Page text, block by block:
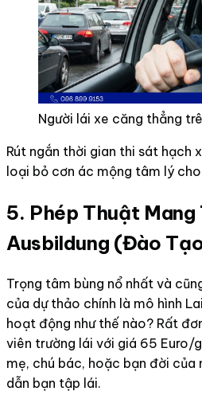
Người lái xe căng thẳng
Rút ngắn thời gian thi sát hạch
loại bỏ cơn ác mộng tâm lý
5. Phép Thuật Mang
Ausbildung (Đào
Trọng tâm bùng nổ nhất và
của dự thảo chính là mô hình
hoạt động như thế nào? Rất
viên trường lái với giá 65 Euro/
mẹ, chú bác, hoặc bạn đời của
dẫn bạn tập lái.